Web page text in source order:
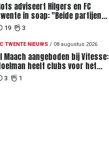
adviseert Hilgers en FC
in soap: "Beide partijen
elkaar teleurgesteld"
19 3
TWENTE NIEUWS / 08 augustus 2026
Maach aangeboden bij Vitesse:
heeft clubs voor het
3 1